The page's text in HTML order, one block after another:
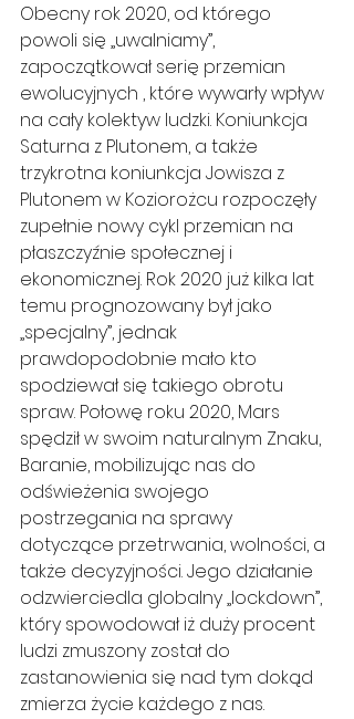
Obecny rok 2020, od którego
powoli się „uwalniamy”,
zapoczątkował serię przemian
ewolucyjnych , które wywarły wpływ
na cały kolektyw ludzki. Koniunkcja
Saturna z Plutonem, a także
trzykrotna koniunkcja Jowisza z
Plutonem w Koziorożcu rozpoczęły
zupełnie nowy cykl przemian na
płaszczyźnie społecznej i
ekonomicznej. Rok 2020 już kilka lat
temu prognozowany był jako
„specjalny”, jednak
prawdopodobnie mało kto
spodziewał się takiego obrotu
spraw. Połowę roku 2020, Mars
spędził w swoim naturalnym Znaku,
Baranie, mobilizując nas do
odświeżenia swojego
postrzegania na sprawy
dotyczące przetrwania, wolności, a
także decyzyjności. Jego działanie
odzwierciedla globalny „lockdown”,
który spowodował iż duży procent
ludzi zmuszony został do
zastanowienia się nad tym dokąd
zmierza życie każdego z nas.